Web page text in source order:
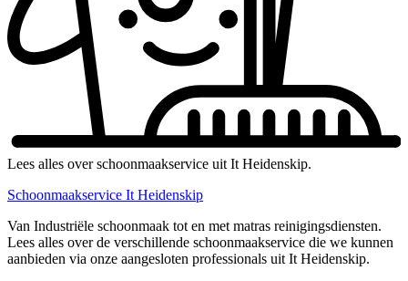
Lees alles over schoonmaakservice uit It Heidenskip.
Schoonmaakservice It Heidenskip
Van Industriële schoonmaak tot en met matras reinigingsdiensten.
Lees alles over de verschillende schoonmaakservice die we kunnen
aanbieden via onze aangesloten professionals uit It Heidenskip.